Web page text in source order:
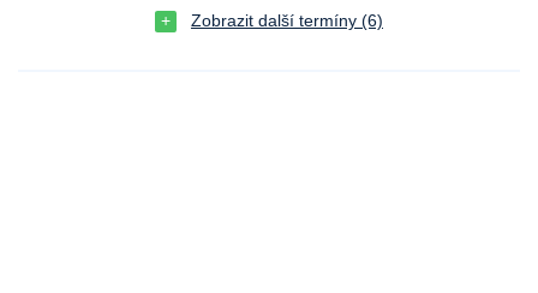
Zobrazit další termíny (6)